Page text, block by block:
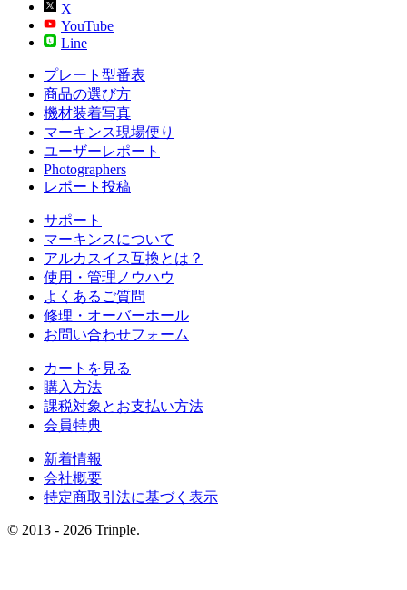
X
YouTube
Line
プレート型番表
商品の選び方
機材装着写真
マーキンス現場便り
ユーザーレポート
Photographers
レポート投稿
サポート
マーキンスについて
アルカスイス互換とは？
使用・管理ノウハウ
よくあるご質問
修理・オーバーホール
お問い合わせフォーム
カートを見る
購入方法
課税対象とお支払い方法
会員特典
新着情報
会社概要
特定商取引法に基づく表示
© 2013 - 2026 Trinple.